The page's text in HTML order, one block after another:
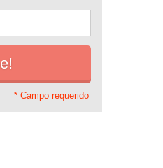
* Campo requerido